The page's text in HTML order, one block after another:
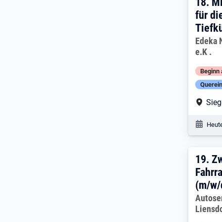
18.
für
Edeka
e.K .
Beginn
19.
19.
(m/